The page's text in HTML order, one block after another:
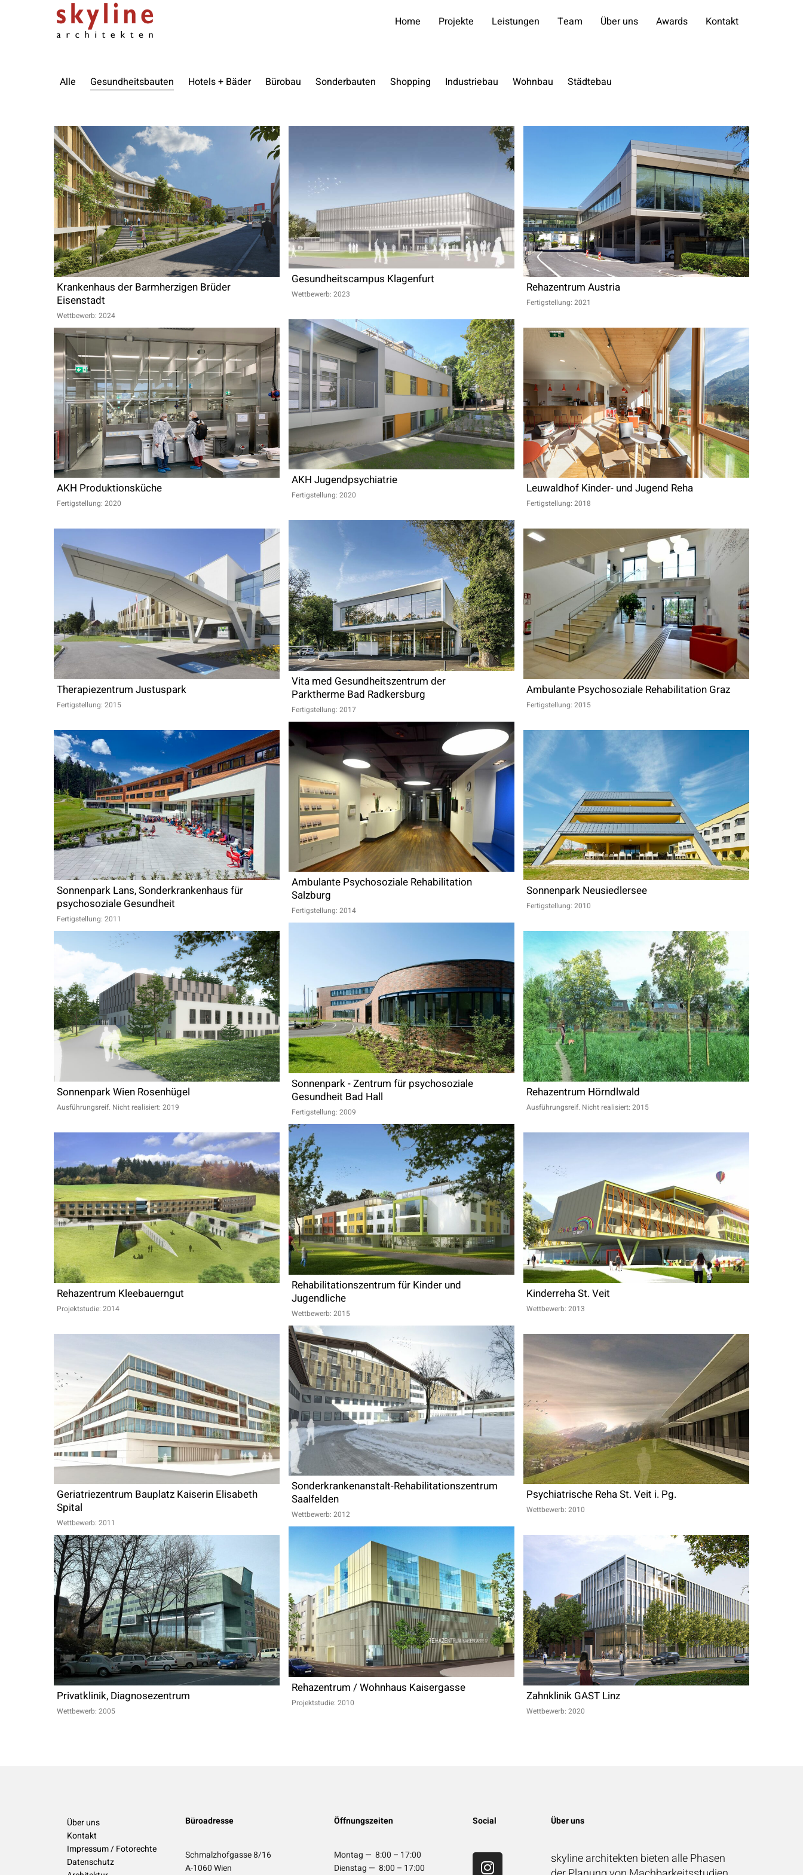
Home Projekte Leistungen Team Über uns Awards Kontakt
Alle Gesundheitsbauten Hotels + Bäder Bürobau Sonderbauten Shopping Industriebau Wohnbau Städtebau
Krankenhaus der Barmherzigen Brüder
Eisenstadt
Wettbewerb: 2024
Gesundheitscampus Klagenfurt
Wettbewerb: 2023 Rehazentrum Austria
Fertigstellung: 2021
AKH Jugendpsychiatrie
Fertigstellung: 2020
AKH Produktionsküche
Fertigstellung: 2020
Leuwaldhof Kinder- und Jugend Reha
Fertigstellung: 2018
Vita med Gesundheitszentrum der
Parktherme Bad Radkersburg
Fertigstellung: 2017
Therapiezentrum Justuspark
Fertigstellung: 2015
Ambulante Psychosoziale Rehabilitation Graz
Fertigstellung: 2015
Ambulante Psychosoziale Rehabilitation
Salzburg
Fertigstellung: 2014
Sonnenpark Lans, Sonderkrankenhaus für
psychosoziale Gesundheit
Fertigstellung: 2011
Sonnenpark Neusiedlersee
Fertigstellung: 2010
Sonnenpark - Zentrum für psychosoziale
Gesundheit Bad Hall
Fertigstellung: 2009
Sonnenpark Wien Rosenhügel
Ausführungsreif. Nicht realisiert: 2019
Rehazentrum Hörndlwald
Ausführungsreif. Nicht realisiert: 2015
Rehabilitationszentrum für Kinder und
Jugendliche
Wettbewerb: 2015
Rehazentrum Kleebauerngut
Projektstudie: 2014
Kinderreha St. Veit
Wettbewerb: 2013
Sonderkrankenanstalt-Rehabilitationszentrum
Saalfelden
Wettbewerb: 2012
Geriatriezentrum Bauplatz Kaiserin Elisabeth
Spital
Wettbewerb: 2011
Psychiatrische Reha St. Veit i. Pg.
Wettbewerb: 2010
Rehazentrum / Wohnhaus Kaisergasse
Projektstudie: 2010
Privatklinik, Diagnosezentrum
Wettbewerb: 2005
Zahnklinik GAST Linz
Wettbewerb: 2020
Über uns
Kontakt
Impressum / Fotorechte
Datenschutz
Büroadresse
Schmalzhofgasse 8/16
A-1060 Wien
Öffnungszeiten
Montag — 8:00 – 17:00
Dienstag — 8:00 – 17:00
Social Über uns
skyline architekten bieten alle Phasen